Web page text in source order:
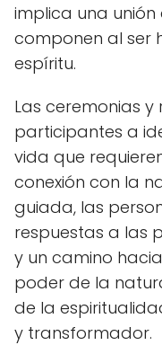
implica una
componen al ser
espíritu.
Las ceremonias
participantes a
vida que
conexión con la
guiada, las
respuestas a las
y un camino
poder de la
de la
y transformador.